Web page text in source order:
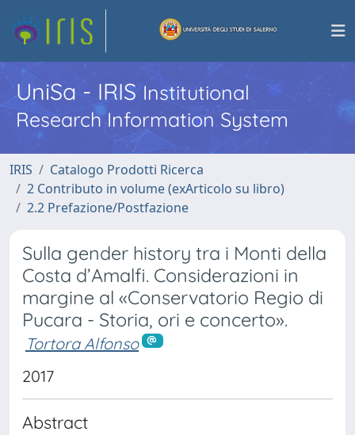
UniSa - IRISInstitutional
Research Information System
IRIS
Catalogo Prodotti Ricerca
2 Contributo in volume (exArticolo su libro)
2.2 Prefazione/Postfazione
Sulla gender history tra i Monti della
Costa d’Amalfi. Considerazioni in
margine al «Conservatorio Regio di
Pucara - Storia, ori e concerto».
Tortora Alfonso
2017
Abstract